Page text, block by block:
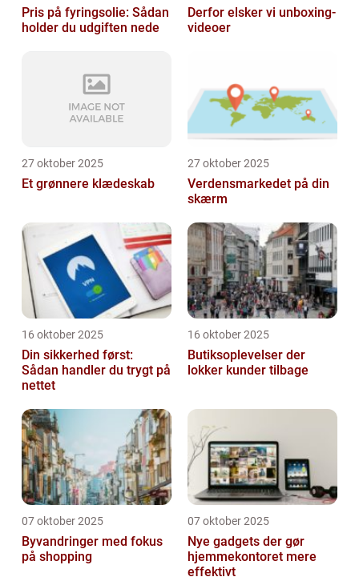
Pris på fyringsolie: Sådan
holder du udgiften nede
Derfor elsker vi unboxing-
videoer
27 oktober 2025
Et grønnere klædeskab
27 oktober 2025
Verdensmarkedet på din
skærm
16 oktober 2025
Din sikkerhed først:
Sådan handler du trygt på
nettet
16 oktober 2025
Butiksoplevelser der
lokker kunder tilbage
07 oktober 2025
Byvandringer med fokus
på shopping
07 oktober 2025
Nye gadgets der gør
hjemmekontoret mere
effektivt